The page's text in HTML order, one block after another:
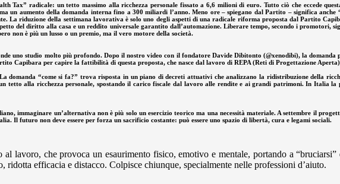
Tax” radicale: un tetto massimo alla ricchezza personale fissato a 6,6 milioni di euro. Tutto ciò che eccede
un aumento della domanda interna fino a 300 miliardi l’anno. Meno ore – spiegano dal Partito – significa
La riduzione della settimana lavorativa è solo uno degli aspetti di una radicale riforma proposta dal Partito
del diritto alla casa e un reddito universale garantito dall’automazione. Liberare tempo, secondo i promotori,
non è più un lusso o un premio, ma il vero motore della società.
uno studio molto più profondo. Dopo il nostro video con il fondatore Davide Dibitonto (@xenodibi), la domanda
Capibara per capire la fattibilità di questa proposta, che nasce dal lavoro di REPA (Reti di Progettazione
domanda “come si fa?” trova risposta in un piano di decreti attuativi che analizzano la ridistribuzione della
tetto alla ricchezza personale, spostando il carico fiscale dal lavoro alle rendite e ai grandi patrimoni. In Italia
immaginare un’alternativa non è più solo un esercizio teorico ma una necessità materiale. A settembre il
Il futuro non deve essere per forza un sacrificio costante: può essere uno spazio di libertà, cura e legami sociali.
lavoro, che provoca un esaurimento fisico, emotivo e mentale, portando a
ridotta efficacia e distacco. Colpisce chiunque, specialmente nelle professioni d’aiuto.